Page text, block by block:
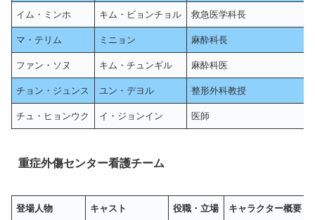
イム・ミンホ キム・ビョンチョル 救急医学科長
マ・テリム ミニョン 麻酔科長
ファン・ソヌ キム・チュンギル 麻酔科医
チョン・ジュンス ユン・デヨル 整形外科教授
チュ・ヒョンウク イ・ジョンイン 医師
重症外傷センター看護チーム
登場人物 キャスト 役職・立場 キャラクター概要